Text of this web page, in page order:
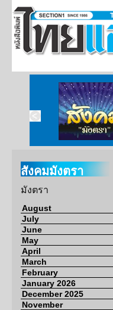
สังคมมังตรา
สังคมมังตรา
มังตรา
August
July
June
May
April
March
February
January 2026
December 2025
November